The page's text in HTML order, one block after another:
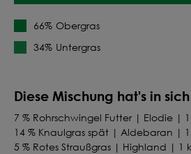
66% Obergras
34% Untergras
Diese Mischung hat's in sich
7 % Rohrschwingel Futter | Elodie |
14 % Knaulgras spät | Aldebaran |
5 % Rotes Straußgras | Highland | 1